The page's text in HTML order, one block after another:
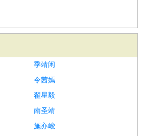
季靖闲
令茜嫣
翟星毅
南圣靖
施亦峻